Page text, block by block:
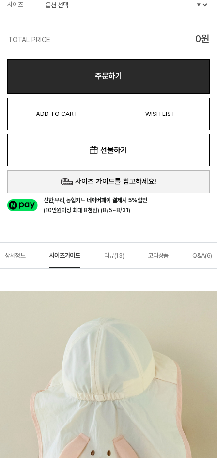
사이즈
TOTAL PRICE 0원
주문하기
ADD TO CART WISH LIST
선물하기
사이즈 가이드를 참고하세요!
신한,우리,농협카드네이버페이 결제시 5%할인
(10만원이상 최대 8천원) (8/5~8/31)
상세정보 사이즈가이드 리뷰(13) 코디상품 Q&A(6)